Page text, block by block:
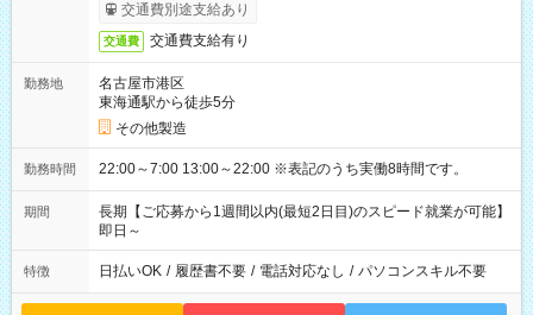
交通費別途支給あり
交通費 交通費支給有り
勤務地
名古屋市港区
東海通駅から徒歩5分
その他製造
勤務時間 22:00～7:00 13:00～22:00 ※表記のうち実働8時間です。
期間
長期【ご応募から1週間以内(最短2日目)のスピード就業が可能】
即日～
特徴 日払いOK / 履歴書不要 / 電話対応なし / パソコンスキル不要